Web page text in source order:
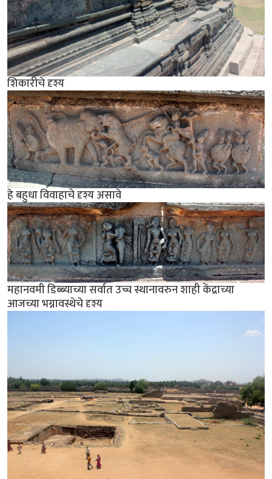
शिकारीचे दृश्य
हे बहुधा विवाहाचे दृश्य असावे
महानवमी डिब्ब्याच्या सर्वात उच्च स्थानावरुन शाही केंद्राच्या
आजच्या भग्नावस्थेचे दृश्य